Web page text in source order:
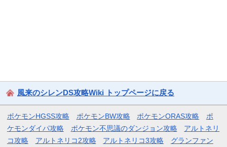
風来のシレンDS攻略Wiki トップページに戻る
ポケモンHGSS攻略 ポケモンBW攻略 ポケモンORAS攻略
ポ
ケモンダイパ攻略
ポケモン不思議のダンジョン攻略
アルトネリ
コ攻略
アルトネリコ2攻略 アルトネリコ3攻略 グランファン